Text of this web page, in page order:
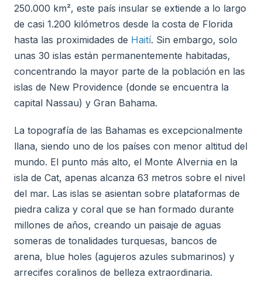
250.000 km², este país insular se extiende a lo largo
de casi 1.200 kilómetros desde la costa de Florida
hasta las proximidades de Haití. Sin embargo, solo
unas 30 islas están permanentemente habitadas,
concentrando la mayor parte de la población en las
islas de New Providence (donde se encuentra la
capital Nassau) y Gran Bahama.
La topografía de las Bahamas es excepcionalmente
llana, siendo uno de los países con menor altitud del
mundo. El punto más alto, el Monte Alvernia en la
isla de Cat, apenas alcanza 63 metros sobre el nivel
del mar. Las islas se asientan sobre plataformas de
piedra caliza y coral que se han formado durante
millones de años, creando un paisaje de aguas
someras de tonalidades turquesas, bancos de
arena, blue holes (agujeros azules submarinos) y
arrecifes coralinos de belleza extraordinaria.